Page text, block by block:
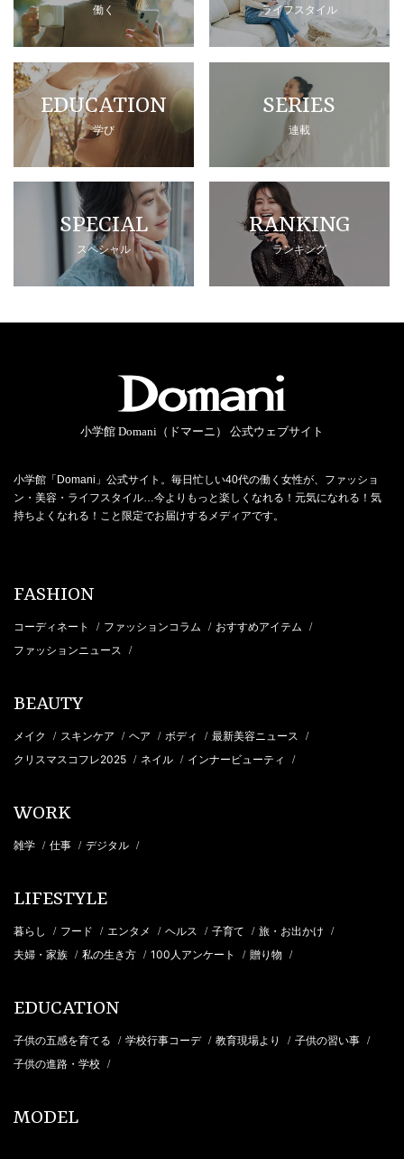
働く ライフスタイル
EDUCATION
学び
SERIES
連載
SPECIAL
スペシャル
RANKING
ランキング
小学館 Domani（ドマーニ） 公式ウェブサイト
小学館「Domani」公式サイト。毎日忙しい40代の働く女性が、ファッショ
ン・美容・ライフスタイル…今よりもっと楽しくなれる！元気になれる！気
持ちよくなれる！こと限定でお届けするメディアです。
FASHION
コーディネート / ファッションコラム / おすすめアイテム /
ファッションニュース /
BEAUTY
メイク / スキンケア / ヘア / ボディ / 最新美容ニュース /
クリスマスコフレ2025 / ネイル / インナービューティ /
WORK
雑学 / 仕事 / デジタル /
LIFESTYLE
暮らし / フード / エンタメ / ヘルス / 子育て / 旅・お出かけ /
夫婦・家族 / 私の生き方 / 100人アンケート / 贈り物 /
EDUCATION
子供の五感を育てる / 学校行事コーデ / 教育現場より / 子供の習い事 /
子供の進路・学校 /
MODEL